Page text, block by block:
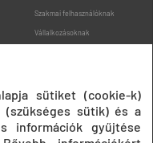
Szakmai felhasználóknak
Vállalkozásoknak
Oldaltérkép
sütiket (cookie-k)
(szükséges sütik) és a
információk gyűjtése